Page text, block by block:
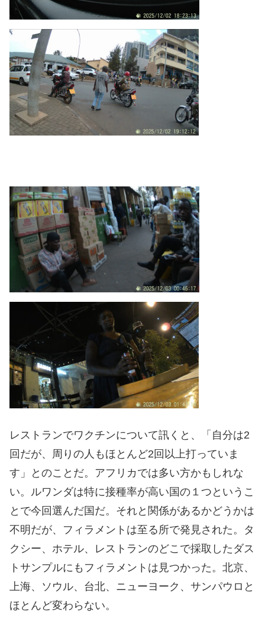
レストランでワクチンについて訊くと、「自分は2
回だが、周りの人もほとんど2回以上打っていま
す」とのことだ。アフリカでは多い方かもしれな
い。ルワンダは特に接種率が高い国の１つというこ
とで今回選んだ国だ。それと関係があるかどうかは
不明だが、フィラメントは至る所で発見された。タ
クシー、ホテル、レストランのどこで採取したダス
トサンプルにもフィラメントは見つかった。北京、
上海、ソウル、台北、ニューヨーク、サンパウロと
ほとんど変わらない。